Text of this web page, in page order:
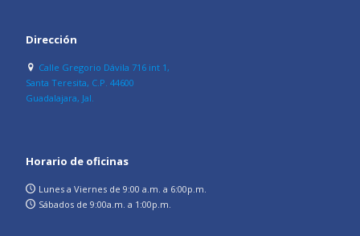
Dirección
Calle Gregorio Dávila 716 int 1,
Santa Teresita, C.P. 44600
Guadalajara, Jal.
Horario de oficinas
Lunes a Viernes de 9:00 a.m. a 6:00p.m.
Sábados de 9:00a.m. a 1:00p.m.